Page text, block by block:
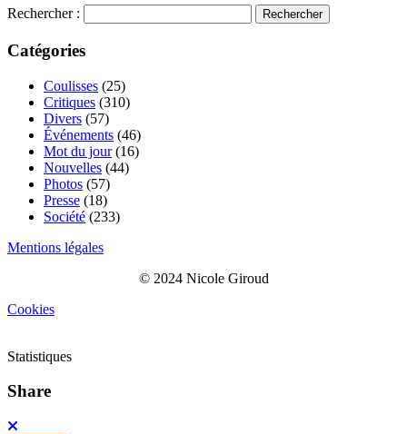
Rechercher :
Catégories
Coulisses (25)
Critiques (310)
Divers (57)
Événements (46)
Mot du jour(16)
Nouvelles (44)
Photos (57)
Presse (18)
Société (233)
Mentions légales
© 2024 Nicole Giroud
Cookies
Statistiques
Share